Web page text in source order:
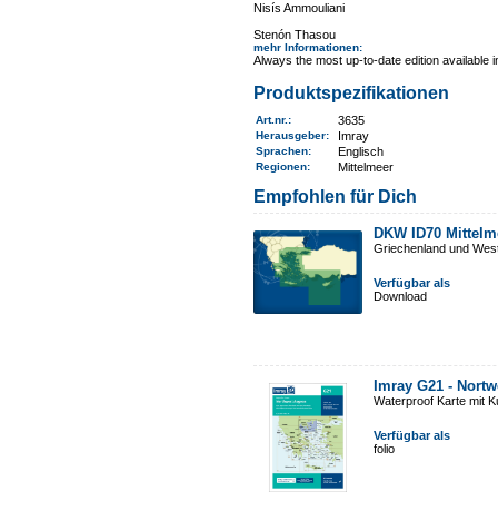
Nisís Ammouliani
Stenón Thasou
mehr Informationen:
Always the most up-to-date edition
Produktspezifikationen
Art.nr. : 3635
Herausgeber: Imray
Sprachen: Englisch
Regionen: Mittelmeer
Empfohlen für Dich
DKW ID70
Griechenland und
Verfügbar als
Download
Imray G21 -
Waterproof Karte mit
Verfügbar als
folio